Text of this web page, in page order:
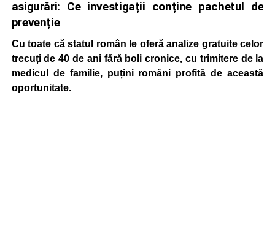
asigurări: Ce investigații conține pachetul de
prevenție
Cu toate că statul român le oferă analize gratuite celor
trecuți de 40 de ani fără boli cronice, cu trimitere de la
medicul de familie, puțini români profită de această
oportunitate.